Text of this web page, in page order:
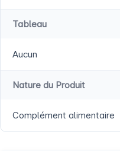
Tableau
Aucun
Nature du Produit
Complément alimentaire